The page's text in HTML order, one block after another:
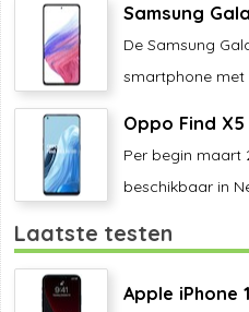
Samsung
De Samsung
smartphone met
Oppo Find
Per begin maart
beschikbaar in
Laatste testen
Apple iPhone